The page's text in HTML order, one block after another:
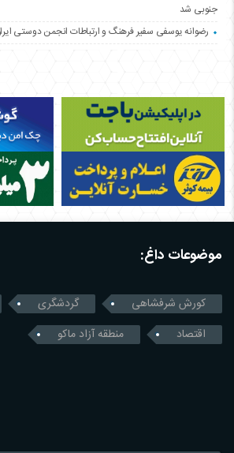
جنوبی شد
رضوانه یوسفی سفیر فرهنگ و ارتباطات انجمن دوستی
موضوعات داغ:
کورش شرفشاهی گردشگری
اقتصاد
منطقه آزاد ماکو